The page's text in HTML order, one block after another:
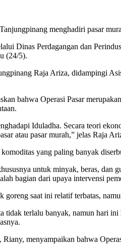
menghadiri pasar
Dinas Perdagangan dan
(24/5).
Raja Ariza, didampingi
bahwa Operasi Pasar
Iduladha. Secara teori
atau pasar murah,” jelas Raja
yang paling banyak
untuk minyak, beras,
bagian dari upaya intervensi
saat ini relatif terbatas,
terlalu banyak, namun hari
menyampaikan bahwa